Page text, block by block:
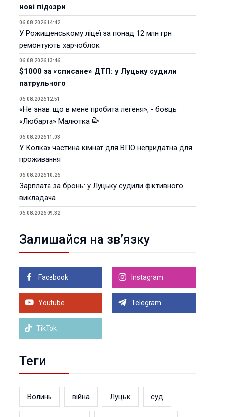
нові підозри
06.08.2026 14:42
У Рожищенському ліцеї за понад 12 млн грн
ремонтують харчоблок
06.08.2026 13:46
$1000 за «списане» ДТП: у Луцьку судили
патрульного
06.08.2026 12:51
«Не знав, що в мене пробита легеня», - боєць
«Любарта» Малютка
06.08.2026 11:03
У Колках частина кімнат для ВПО непридатна для
проживання
06.08.2026 10:26
Зарплата за бронь: у Луцьку судили фіктивного
викладача
06.08.2026 09:32
05.08.2026 21:18
Порівняння телеоб'єктивів Sigma Sports та Sony G-
05.08.2026 21:00
У Луцьку на 99,9% готовий новий Державний
ветеранський простір. ВІДЕО
Більше новин
Залишайся на зв’язку
Facebook Instagram
Youtube Telegram
TikTok
Теги
Волинь війна Луцьк суд